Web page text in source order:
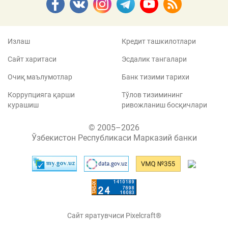
Излаш
Сайт харитаси
Очиқ маълумотлар
Коррупцияга қарши
курашиш
Кредит ташкилотлари
Эсдалик тангалари
Банк тизими тарихи
Тўлов тизимининг
ривожланиш босқичлари
© 2005–2026
Ўзбекистон Республикаси Марказий банки
Сайт яратувчиси Pixelcraft®